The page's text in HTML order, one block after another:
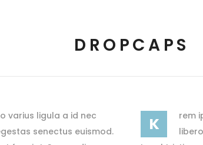
Progress Bars
Pie Charts
Maps Countdown
DROPCAPS
varius ligula a id nec
senectus euismod.
K
rem